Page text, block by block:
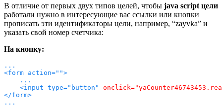
В отличие от первых двух типов целей, чтобы java script цели
работали нужно в интересующие вас ссылки или кнопки
прописать эти идентификаторы цели, например, “zayvka” и
указать свой номер счетчика:
На кнопку:
...
<form action="">
    ...
    <input type=
"button" onclick=
</form
...